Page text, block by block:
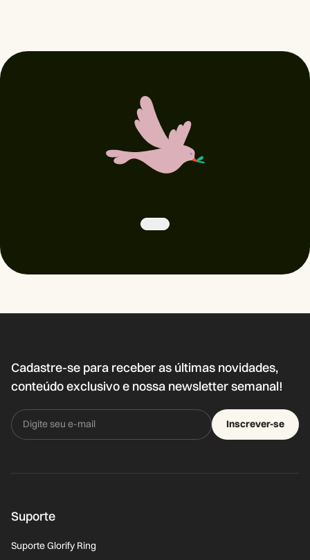
Cadastre-se para receber as últimas novidades,
conteúdo exclusivo e nossa newsletter semanal!
Inscrever-se
Suporte
Suporte Glorify Ring